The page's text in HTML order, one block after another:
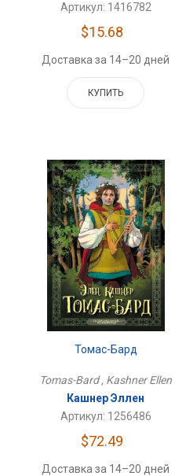
Артикул: 1416782
$15.68
Доставка за 14–20 дней
КУПИТЬ
Томас-Бард
Tomas-Bard , Kashner Ellen
Кашнер Эллен
Артикул: 1256486
$72.49
Доставка за 14–20 дней